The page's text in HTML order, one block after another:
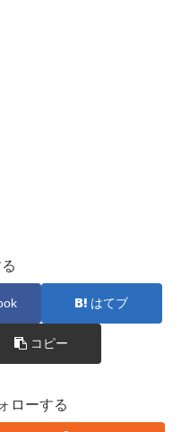
はてブ
コピー
ローする